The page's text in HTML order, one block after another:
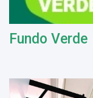
Fundo Verde